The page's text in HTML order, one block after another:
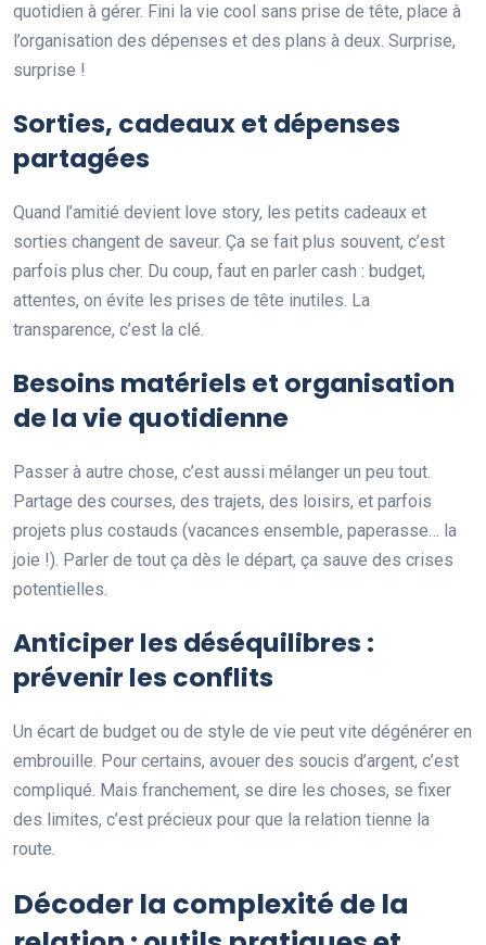
quotidien à gérer. Fini la vie cool sans prise de tête, place à
l’organisation des dépenses et des plans à deux. Surprise,
surprise !
Sorties, cadeaux et dépenses
partagées
Quand l’amitié devient love story, les petits cadeaux et
sorties changent de saveur. Ça se fait plus souvent, c’est
parfois plus cher. Du coup, faut en parler cash : budget,
attentes, on évite les prises de tête inutiles. La
transparence, c’est la clé.
Besoins matériels et organisation
de la vie quotidienne
Passer à autre chose, c’est aussi mélanger un peu tout.
Partage des courses, des trajets, des loisirs, et parfois
projets plus costauds (vacances ensemble, paperasse… la
joie !). Parler de tout ça dès le départ, ça sauve des crises
potentielles.
Anticiper les déséquilibres :
prévenir les conflits
Un écart de budget ou de style de vie peut vite dégénérer en
embrouille. Pour certains, avouer des soucis d’argent, c’est
compliqué. Mais franchement, se dire les choses, se fixer
des limites, c’est précieux pour que la relation tienne la
route.
Décoder la complexité de la